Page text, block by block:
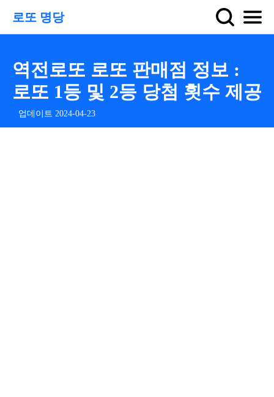
로또 명당
역전로또 로또 판매점 정보 :
로또 1등 및 2등 당첨 횟수 제공
업데이트 2024-04-23